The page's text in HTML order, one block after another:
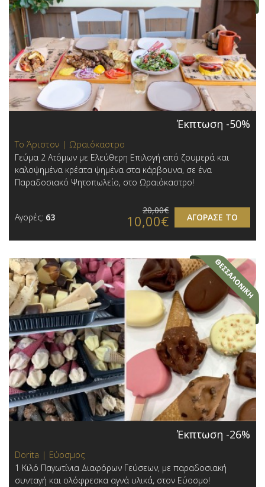
Έκπτωση -50%
Το Άριστον | Ωραιόκαστρο
Γεύμα 2 Ατόμων με Ελεύθερη Επιλογή από ζουμερά και
καλοψημένα κρέατα ψημένα στα κάρβουνα, σε ένα
Παραδοσιακό Ψητοπωλείο, στo Ωραιόκαστρο!
Αγορές: 63 ΑΓΟΡΑΣΕ ΤΟ
20,00€
10,00€
Έκπτωση -26%
Dorita | Εύοσμος
1 Κιλό Παγωτίνια Διαφόρων Γεύσεων, με παραδοσιακή
συνταγή και ολόφρεσκα αγνά υλικά, στον Εύοσμο!